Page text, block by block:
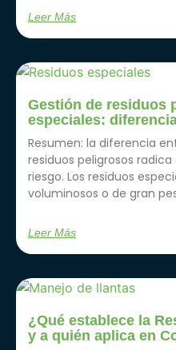
Leer Más
Gestión de residuos
especiales:
Resumen: la diferencia
residuos peligrosos
riesgo. Los residuos
voluminosos o de gran
Leer Más
¿Qué establece la
y a quién aplica en